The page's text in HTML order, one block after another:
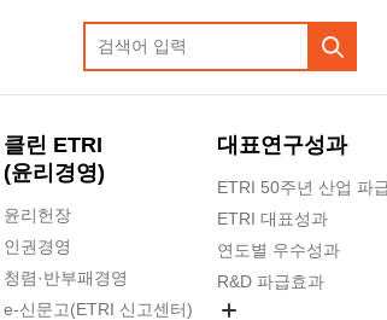
클린 ETRI
(윤리경영)
윤리헌장
인권경영
청렴·반부패경영
e-신문고(ETRI 신고센터)
대표연구성과
ETRI 50주년 산업 파
ETRI 대표성과
연도별 우수성과
R&D 파급효과